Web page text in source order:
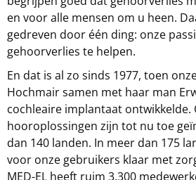
en voor alle mensen om u heen.
gedreven door één ding: onze
gehoorverlies te helpen.
En dat is al zo sinds 1977, toen
Hochmair samen met haar man
cochleaire implantaat ontwikkelde.
hooroplossingen zijn tot nu toe
dan 140 landen. In meer dan 175
voor onze gebruikers klaar met
MED-EL heeft ruim 3.300